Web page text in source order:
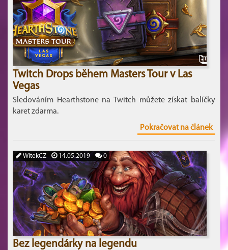
Twitch Drops během Masters Tour v Las
Vegas
Sledováním Hearthstone na Twitch můžete získat balíčky
karet zdarma.
Pokračovat na článek
WitekCZ 14.05.2019 0
Bez legendárky na legendu